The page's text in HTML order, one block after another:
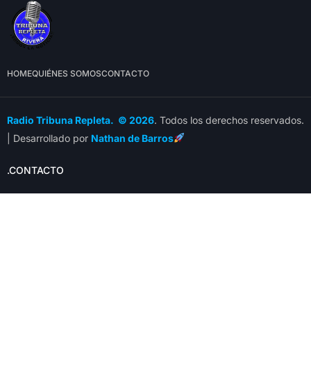
HOMEQUIÉNES SOMOSCONTACTO
Radio Tribuna Repleta. © 2026. Todos los derechos reservados.
| Desarrollado por Nathan de Barros
.CONTACTO